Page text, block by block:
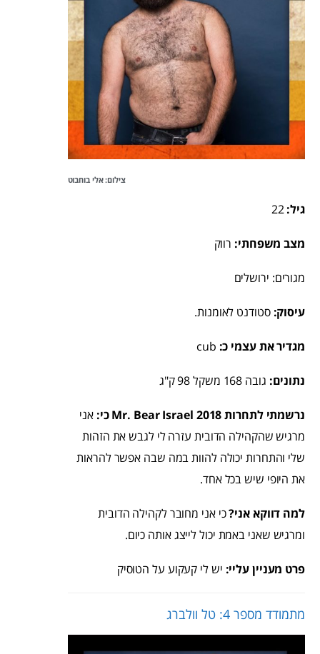
צילום: אלי בוחבוט
גיל:22
מצב משפחתי: רווק
מגורים: ירושלים
עיסוק: סטודנט לאומנות.
מגדיר את עצמי כ:
נתונים: גובה 168 משקל 98 ק"ג
נרשמתי לתחרות Mr. Bear Israel 2018 כי:
אני
מרגיש שהקהילה הדובית עזרה לי לגבש את הזהות
שלי והתחרות יכולה להוות במה שבה אפשר להראות
את היופי שיש בכל אחד.
למה דווקא אני?כי אני מחובר לקהילה הדובית
ומרגיש שאני באמת יכול לייצג אותה כיום.
פרט מעניין עליי: יש לי קעקוע על הטוסיק
מתמודד מספר 4: טל וולברג